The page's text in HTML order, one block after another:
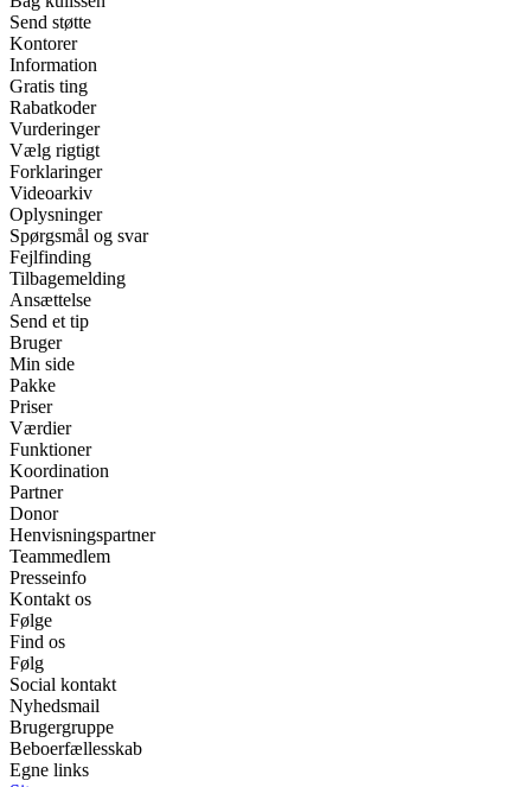
Send støtte
Kontorer
Information
Gratis ting
Rabatkoder
Vurderinger
Vælg rigtigt
Forklaringer
Videoarkiv
Oplysninger
Spørgsmål og svar
Fejlfinding
Tilbagemelding
Ansættelse
Send et tip
Bruger
Min side
Pakke
Priser
Værdier
Funktioner
Koordination
Partner
Donor
Henvisningspartner
Teammedlem
Presseinfo
Kontakt os
Følge
Find os
Følg
Social kontakt
Nyhedsmail
Brugergruppe
Beboerfællesskab
Egne links